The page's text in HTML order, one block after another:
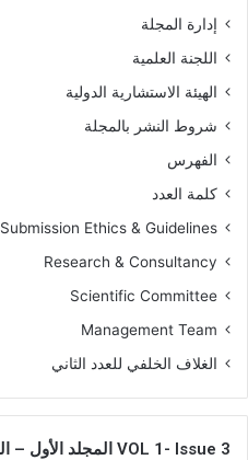
إدارة المجلة
اللجنة العلمية
الهيئة الاستشارية الدولية
شروط النشر بالمجلة
الفهرس
كلمة العدد
Submission Ethics & Guidelines
Research & Consultancy
Scientific Committee
Management Team
الغلاف الخلفي للعدد الثاني
VOL 1- Issue 3 المجلد الأول – العدد الثالث